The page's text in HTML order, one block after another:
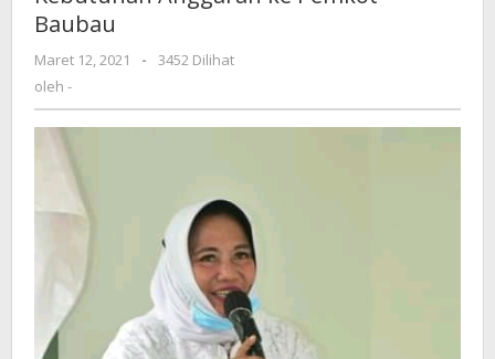
Anggaran
Pemkot
Baubau
Baubau
Maret 12, 2021
oleh
-
3452 Dilihat
oleh -